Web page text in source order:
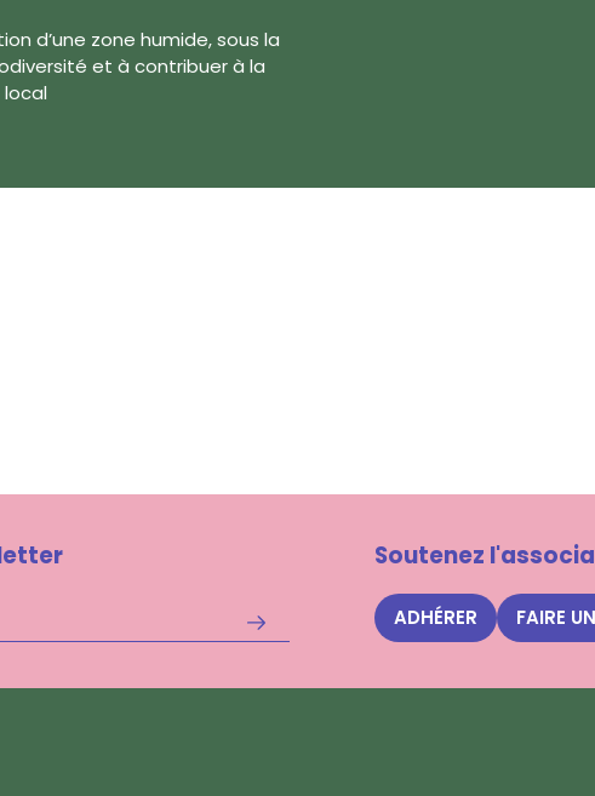
d’une zone humide, sous la
et à contribuer à la
local
S'inscrire
la
Soutenez
ADHÉRER FAIRE